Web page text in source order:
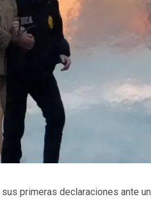
primeras declaraciones ante un